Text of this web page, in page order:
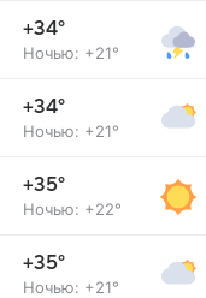
+34°
Ночью: +21°
+34°
Ночью: +21°
+35°
Ночью: +22°
+35°
Ночью: +21°